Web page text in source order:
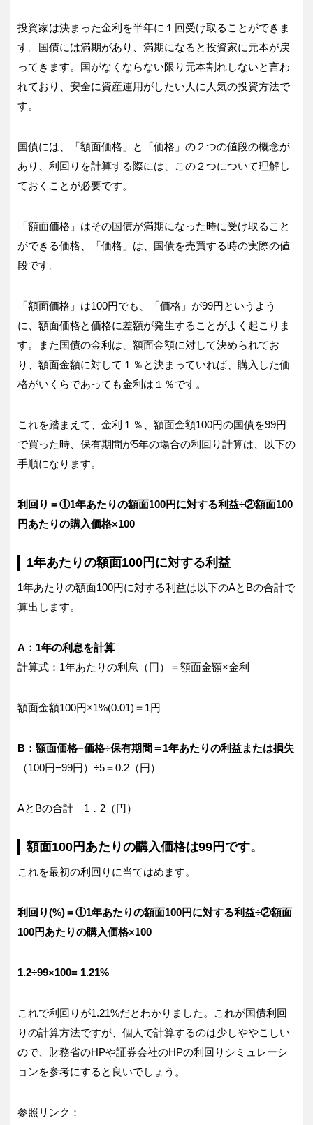
投資家は決まった金利を半年に１回受け取ることができま
す。国債には満期があり、満期になると投資家に元本が戻
ってきます。国がなくならない限り元本割れしないと言わ
れており、安全に資産運用がしたい人に人気の投資方法で
す。
国債には、「額面価格」と「価格」の２つの値段の概念が
あり、利回りを計算する際には、この２つについて理解し
ておくことが必要です。
「額面価格」はその国債が満期になった時に受け取ること
ができる価格、「価格」は、国債を売買する時の実際の値
段です。
「額面価格」は100円でも、「価格」が99円というよう
に、額面価格と価格に差額が発生することがよく起こりま
す。また国債の金利は、額面金額に対して決められてお
り、額面金額に対して１％と決まっていれば、購入した価
格がいくらであっても金利は１％です。
これを踏まえて、金利１％、額面金額100円の国債を99円
で買った時、保有期間が5年の場合の利回り計算は、以下の
手順になります。
利回り＝①1年あたりの額面100円に対する利益÷②額面100
円あたりの購入価格×100
1年あたりの額面100円に対する利益
1年あたりの額面100円に対する利益は以下のAとBの合計で
算出します。
A：1年の利息を計算
計算式：1年あたりの利息（円）＝額面金額×金利
額面金額100円×1%(0.01)＝1円
B：額面価格−価格÷保有期間＝1年あたりの利益または損失
（100円−99円）÷5＝0.2（円）
AとBの合計 1．2（円）
額面100円あたりの購入価格は99円です。
これを最初の利回りに当てはめます。
利回り(%)＝①1年あたりの額面100円に対する利益÷②額面
100円あたりの購入価格×100
1.2÷99×100= 1.21%
これで利回りが1.21%だとわかりました。これが国債利回
りの計算方法ですが、個人で計算するのは少しややこしい
ので、財務省のHPや証券会社のHPの利回りシミュレーシ
ョンを参考にすると良いでしょう。
参照リンク：